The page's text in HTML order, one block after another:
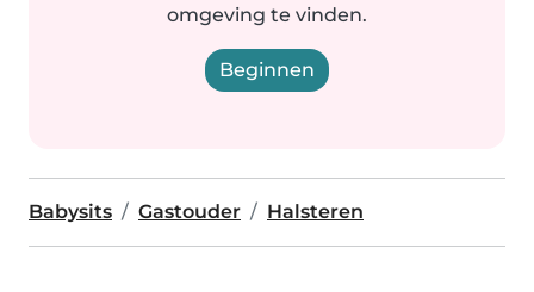
omgeving te vinden.
Beginnen
Babysits Gastouder Halsteren